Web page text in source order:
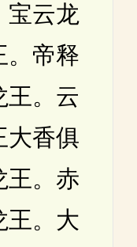
宝云龙
。帝释
王。云
大香俱
王。赤
王。大